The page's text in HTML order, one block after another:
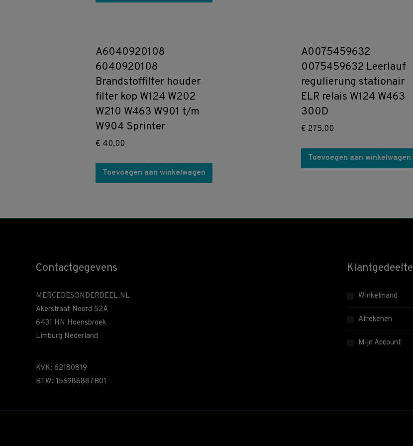
A6040920108
6040920108
Brandstoffilter houder
filter kop W124 W202
W210 W463 W901 t/m
W904 Sprinter
€ 40,00
Toevoegen aan winkelwagen
A0075459632
0075459632 Leerlauf
regulierung stationair
ELR relais W124 W463
300D
€ 275,00
Toevoegen aan winkelwagen
Contactgegevens
MERCEDESONDERDEEL.NL
Akerstraat Noord 52A
6431 HN Hoensbroek
Limburg Nederland
KVK: 62180819
BTW: 156986887B01
Klantgedeelte
Winkelmand
Afrekenen
Mijn Account